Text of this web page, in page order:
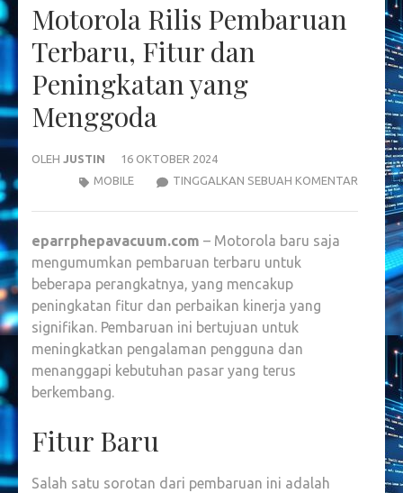
Motorola Rilis Pembaruan
Terbaru, Fitur dan
Peningkatan yang
Menggoda
OLEH JUSTIN
16 OKTOBER 2024
TINGGALKAN SEBUAH KOMENTAR
FITUR
MOBILE
eparrphepavacuum.com – Motorola baru saja
mengumumkan pembaruan terbaru untuk
beberapa perangkatnya, yang mencakup
peningkatan fitur dan perbaikan kinerja yang
signifikan. Pembaruan ini bertujuan untuk
meningkatkan pengalaman pengguna dan
menanggapi kebutuhan pasar yang terus
berkembang.
Fitur Baru
Salah satu sorotan dari pembaruan ini adalah